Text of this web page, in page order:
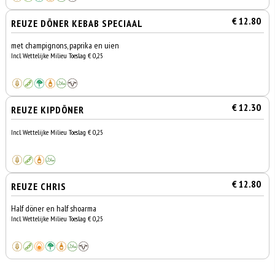
REUZE DÖNER KEBAB SPECIAAL € 12.80
met champignons, paprika en uien
Incl. Wettelijke Milieu Toeslag € 0,25
REUZE KIPDÖNER € 12.30
Incl. Wettelijke Milieu Toeslag € 0,25
REUZE CHRIS € 12.80
Half döner en half shoarma
Incl. Wettelijke Milieu Toeslag € 0,25